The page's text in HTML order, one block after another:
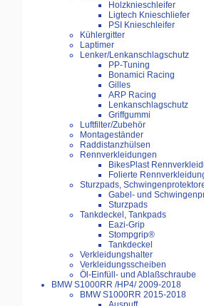
Holzknieschleifer
Ligtech Knieschliefer
PSI Knieschleifer
Kühlergitter
Laptimer
Lenker/Lenkanschlagschutz
PP-Tuning
Bonamici Racing
Gilles
ARP Racing
Lenkanschlagschutz
Griffgummi
Luftfilter/Zubehör
Montageständer
Raddistanzhülsen
Rennverkleidungen
BikesPlast
Folierte
Sturzpads,
Gabel- und
Sturzpads
Tankdeckel, Tankpads
Eazi-Grip
Stompgrip®
Tankdeckel
Verkleidungshalter
Verkleidungsscheiben
Öl-Einfüll- und Ablaßschraube
BMW S1000RR /HP4/ 2009-2018
BMW S1000RR 2015-2018